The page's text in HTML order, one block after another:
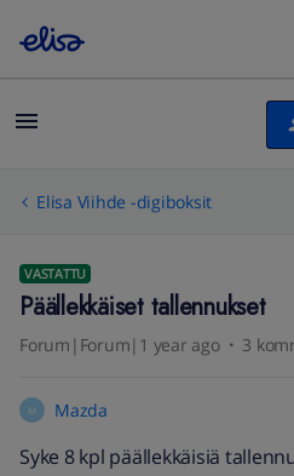
Elisa Viihde -digiboksit
VASTATTU
Päällekkäiset tallennukset
Forum|Forum|1 year ago 3
M Mazda
Syke 8 kpl päällekkäisiä